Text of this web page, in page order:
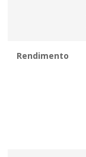
Rendimento